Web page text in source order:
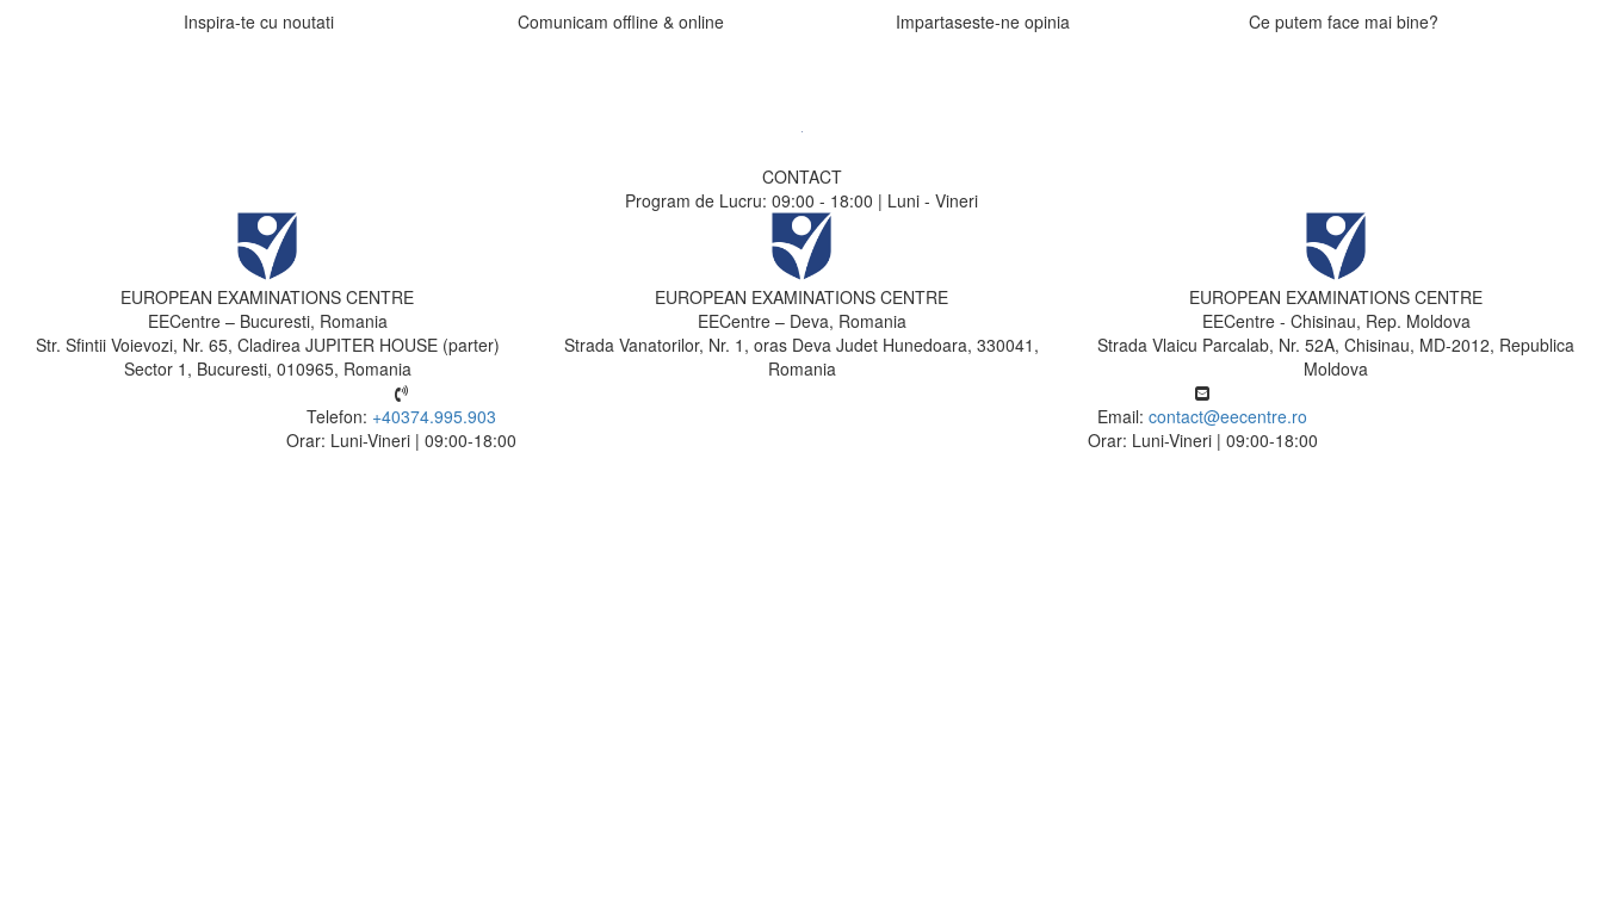
Inspira-te cu noutati Comunicam offline & online Impartaseste-ne opinia Ce putem face mai bine?
CONTACT
Program de Lucru: 09:00 - 18:00 | Luni - Vineri
EUROPEAN EXAMINATIONS CENTRE
EECentre – Bucuresti, Romania
Str. Sfintii Voievozi, Nr. 65, Cladirea JUPITER HOUSE (parter)
Sector 1, Bucuresti, 010965, Romania
EUROPEAN EXAMINATIONS CENTRE
EECentre – Deva, Romania
Strada Vanatorilor, Nr. 1, oras Deva Judet Hunedoara, 330041,
Romania
EUROPEAN EXAMINATIONS CENTRE
EECentre - Chisinau, Rep. Moldova
Strada Vlaicu Parcalab, Nr. 52A, Chisinau, MD-2012, Republica
Moldova
Telefon: +40374.995.903
Orar: Luni-Vineri | 09:00-18:00
Email: contact@eecentre.ro
Orar: Luni-Vineri | 09:00-18:00